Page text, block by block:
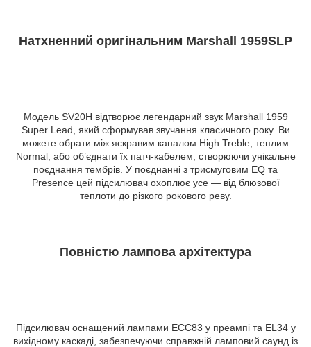
Натхненний оригінальним Marshall 1959SLP
Модель SV20H відтворює легендарний звук Marshall 1959
Super Lead, який сформував звучання класичного року. Ви
можете обрати між яскравим каналом High Treble, теплим
Normal, або об’єднати їх патч-кабелем, створюючи унікальне
поєднання тембрів. У поєднанні з трисмуговим EQ та
Presence цей підсилювач охоплює усе — від блюзової
теплоти до різкого рокового реву.
Повністю лампова архітектура
Підсилювач оснащений лампами ECC83 у преампі та EL34 у
вихідному каскаді, забезпечуючи справжній ламповий саунд із